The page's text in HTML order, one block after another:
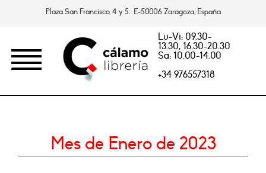
Plaza San Francisco, 4 y 5. E-50006 Zaragoza, España
Lu-Vi: 09.30-
13.30, 16.30-20.30
Sa: 10.00-14.00
+34 976557318
Mes de Enero de 2023